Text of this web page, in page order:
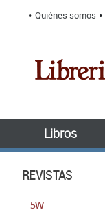
Quiénes somos
Libros
REVISTAS
5W